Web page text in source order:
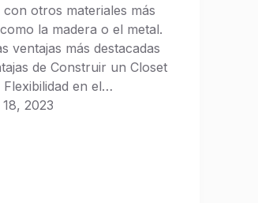
otros materiales más
la madera o el metal.
ventajas más destacadas
de Construir un Closet
en el…
2023